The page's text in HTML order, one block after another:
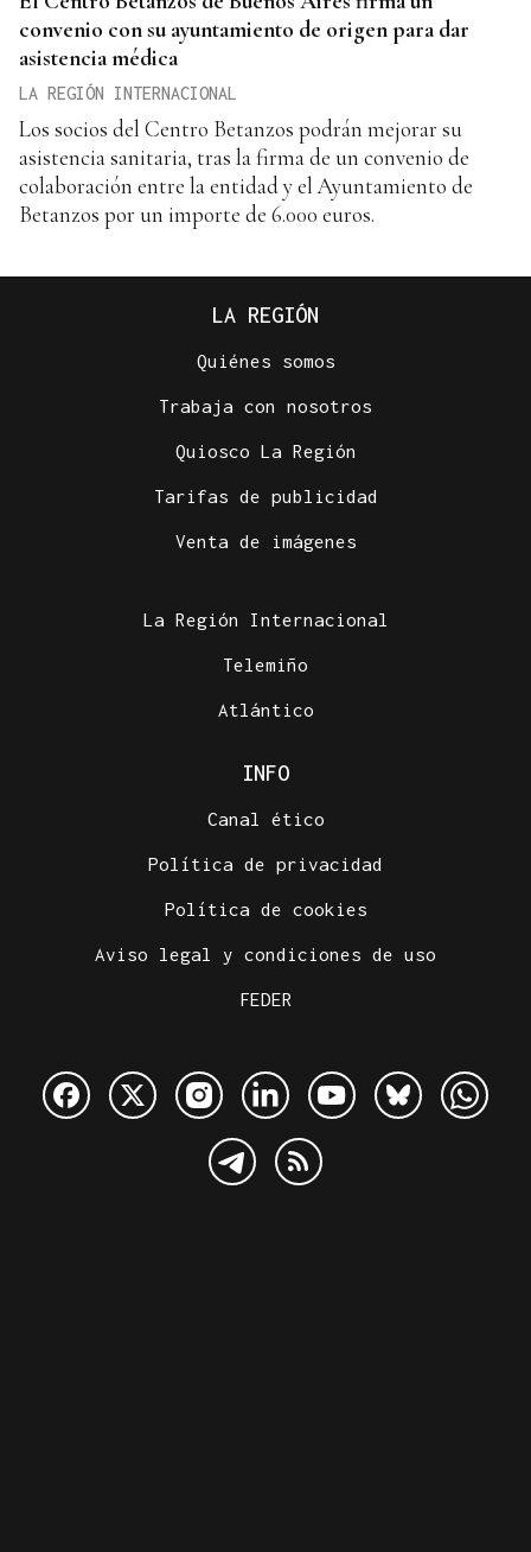
convenio con su ayuntamiento de origen para dar
asistencia médica
LA REGIÓN INTERNACIONAL
Los socios del Centro Betanzos podrán mejorar su
asistencia sanitaria, tras la firma de un convenio de
colaboración entre la entidad y el Ayuntamiento de
Betanzos por un importe de 6.000 euros.
LA REGIÓN
Quiénes somos
Trabaja con nosotros
Quiosco La Región
Tarifas de publicidad
Venta de imágenes
La Región Internacional
Telemiño
Atlántico
INFO
Canal ético
Política de privacidad
Política de cookies
Aviso legal y condiciones de uso
FEDER